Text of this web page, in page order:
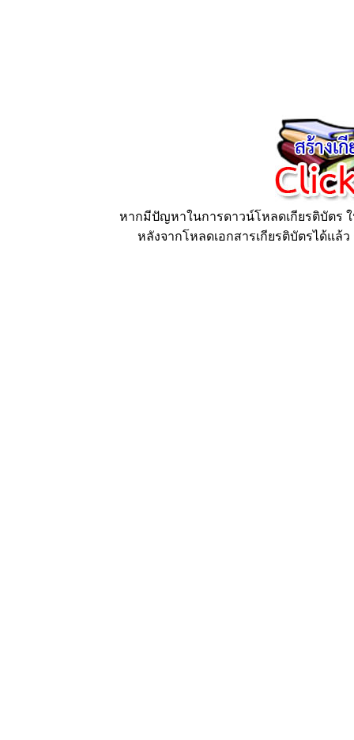
หากมีปัญหาในการดาวน์โหลดเกียรติบัตร
หลังจากโหลดเอกสารเกียรติบัตรได้แล้